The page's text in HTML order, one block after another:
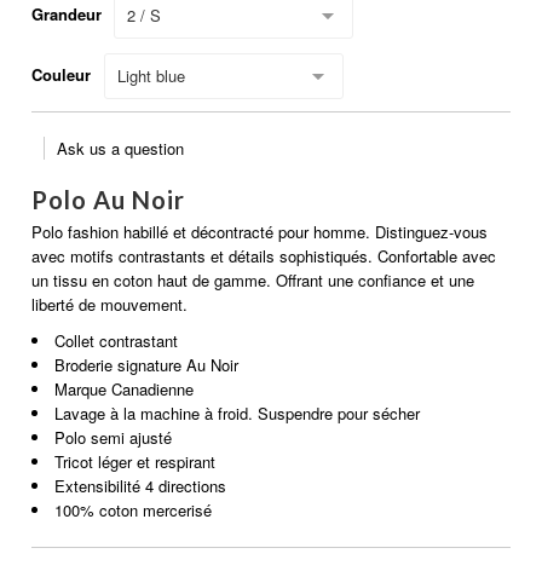
Grandeur 2 / S
Couleur Light blue
Ask us a question
Polo Au Noir
Polo fashion habillé et décontracté pour homme. Distinguez-vous
avec motifs contrastants et détails sophistiqués. Confortable avec
un tissu en coton haut de gamme. Offrant une confiance et une
liberté de mouvement.
Collet contrastant
Broderie signature Au Noir
Marque Canadienne
Lavage à la machine à froid. Suspendre pour sécher
Polo semi ajusté
Tricot léger et respirant
Extensibilité 4 directions
100% coton mercerisé